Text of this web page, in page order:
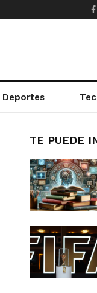
Deportes
TE PUEDE